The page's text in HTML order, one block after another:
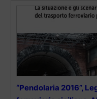
“Pendolaria 2016”,